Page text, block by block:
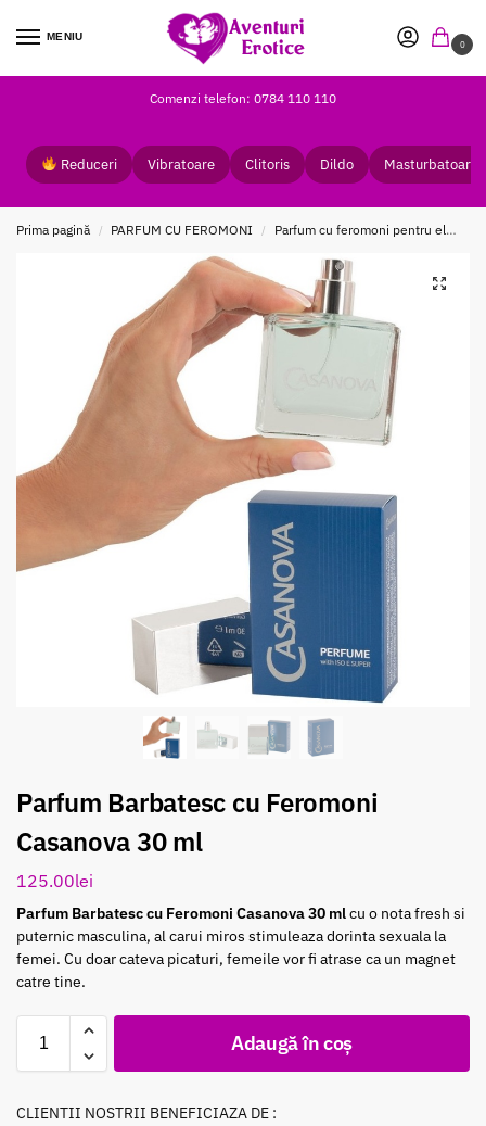
MENIU
0
Comenzi telefon: 0784 110 110
Reduceri Vibratoare Clitoris Dildo Masturbatoare
Prima pagină / PARFUM CU FEROMONI / Parfum cu feromoni pentru el
Parfum Barbatesc cu Feromoni
Casanova 30 ml
125.00lei
Parfum Barbatesc cu Feromoni Casanova 30 mlcu o nota fresh si
puternic masculina, al carui miros stimuleaza dorinta sexuala la
femei. Cu doar cateva picaturi, femeile vor fi atrase ca un magnet
catre tine.
Adaugă în coș
CLIENTII NOSTRII BENEFICIAZA DE :